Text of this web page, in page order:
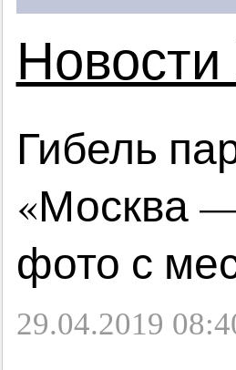
Гибель
«Москва
фото с
29.04.2019